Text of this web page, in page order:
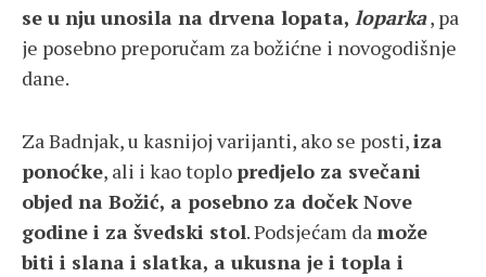
se u nju unosila na drvena lopata, loparka, pa
je posebno preporučam za božićne i novogodišnje
dane.
Za Badnjak, u kasnijoj varijanti, ako se posti,iza
ponoćke, ali i kao toplo predjelo za svečani
objed na Božić, a posebno za doček Nove
godine i za švedski stol. Podsjećam damože
biti i slana i slatka, a ukusna je i topla i